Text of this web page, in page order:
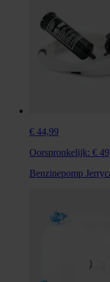
€ 44,99
Oorspronkelijk: €
Benzinepomp